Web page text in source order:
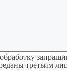
третьим